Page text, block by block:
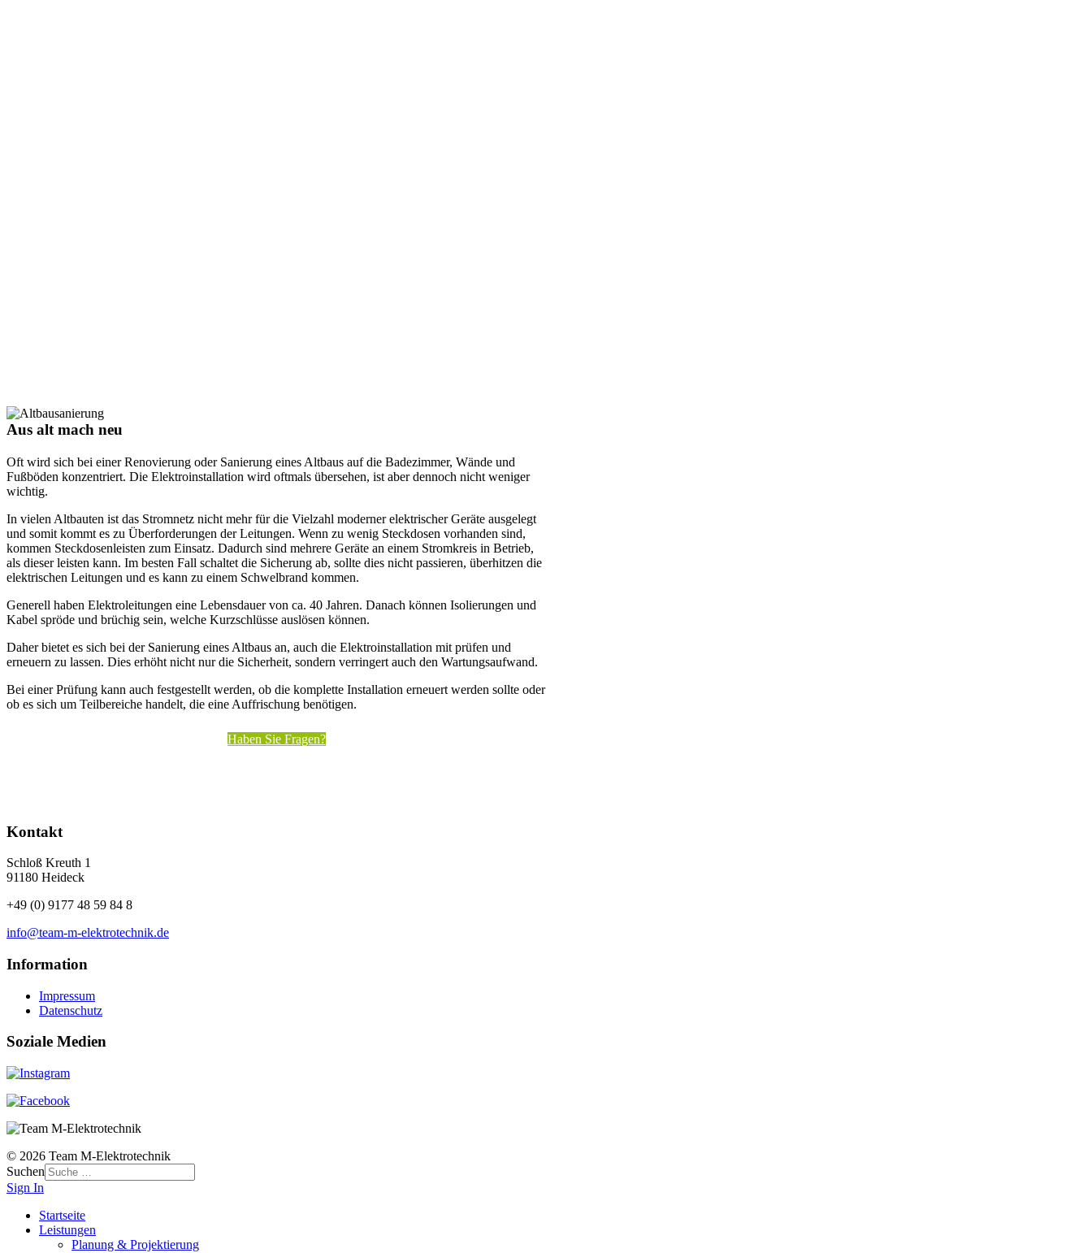
Aus alt mach neu
Oft wird sich bei einer Renovierung oder Sanierung eines Altbaus auf die Badezimmer, Wände und
Fußböden konzentriert. Die Elektroinstallation wird oftmals übersehen, ist aber dennoch nicht weniger
wichtig.
In vielen Altbauten ist das Stromnetz nicht mehr für die Vielzahl moderner elektrischer Geräte ausgelegt
und somit kommt es zu Überforderungen der Leitungen. Wenn zu wenig Steckdosen vorhanden sind,
kommen Steckdosenleisten zum Einsatz. Dadurch sind mehrere Geräte an einem Stromkreis in Betrieb,
als dieser leisten kann. Im besten Fall schaltet die Sicherung ab, sollte dies nicht passieren, überhitzen die
elektrischen Leitungen und es kann zu einem Schwelbrand kommen.
Generell haben Elektroleitungen eine Lebensdauer von ca. 40 Jahren. Danach können Isolierungen und
Kabel spröde und brüchig sein, welche Kurzschlüsse auslösen können.
Daher bietet es sich bei der Sanierung eines Altbaus an, auch die Elektroinstallation mit prüfen und
erneuern zu lassen. Dies erhöht nicht nur die Sicherheit, sondern verringert auch den Wartungsaufwand.
Bei einer Prüfung kann auch festgestellt werden, ob die komplette Installation erneuert werden sollte oder
ob es sich um Teilbereiche handelt, die eine Auffrischung benötigen.
Haben Sie Fragen?
Kontakt
Schloß Kreuth 1
91180 Heideck
+49 (0) 9177 48 59 84 8
info@team-m-elektrotechnik.de
Information
Impressum
Datenschutz
Soziale Medien
© 2026 Team M-Elektrotechnik
Suchen
Sign In
Startseite
Leistungen
Planung & Projektierung